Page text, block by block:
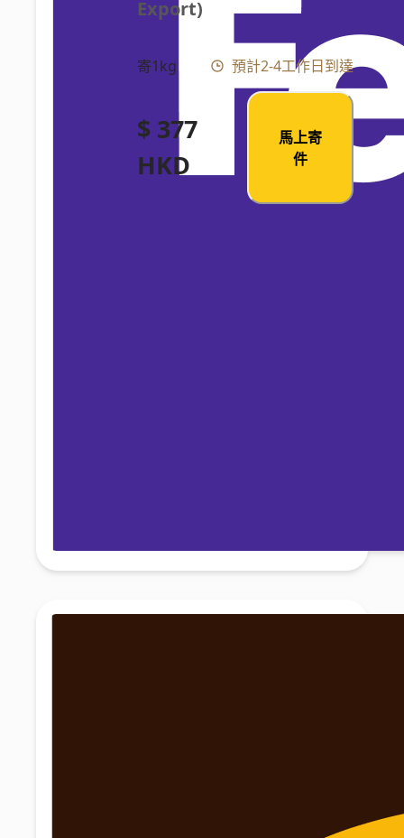
Export)
寄1kg 預計2-4工作日到達
$ 377
HKD
馬上寄
件